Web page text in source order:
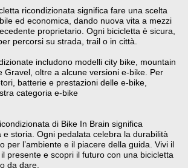
ricondizionata significa fare una scelta
ed economica, dando nuova vita a mezzi
proprietario. Ogni bicicletta è sicura,
percorsi su strada, trail o in città.
includono modelli city bike, mountain
Gravel, oltre a alcune versioni e-bike. Per
batterie e prestazioni delle e-bike,
categoria e-bike
di Bike In Brain significa
e storia. Ogni pedalata celebra la durabilità
per l’ambiente e il piacere della guida. Vivi il
presente e scopri il futuro con una bicicletta
da dare.